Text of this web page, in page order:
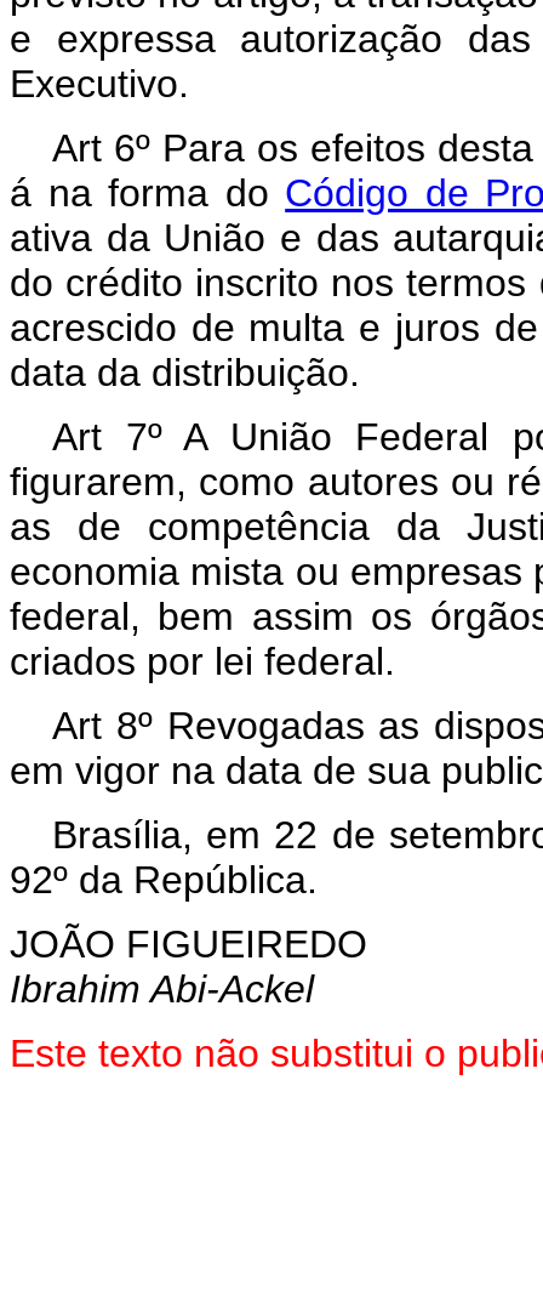
e expressa autorização
Executivo.
Art 6º Para os efeitos
á na forma do Código de
ativa da União e das
do crédito inscrito nos
acrescido de multa e juros
data da distribuição.
Art 7º A União Federal
figurarem, como autores ou
as de competência da
economia mista ou empresas
federal, bem assim os
criados por lei federal.
Art 8º Revogadas as
em vigor na data de sua
Brasília, em 22 de
92º da República.
JOÃO FIGUEIREDO
Ibrahim Abi-Ackel
Este texto não substitui o